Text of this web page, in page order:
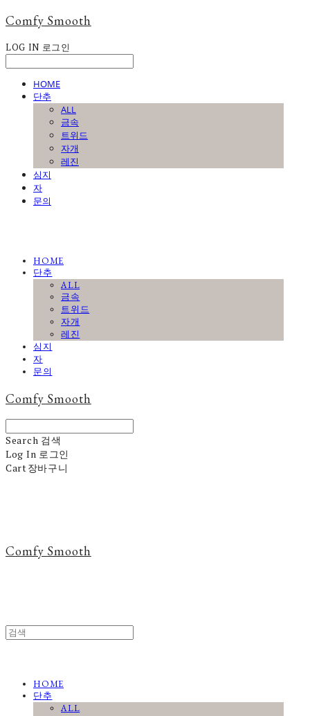
Comfy Smooth
LOG IN 로그인
HOME
단추
ALL
금속
트위드
자개
레진
심지
자
문의
HOME
단추
ALL
금속
트위드
자개
레진
심지
자
문의
Comfy Smooth
Search 검색
Log In 로그인
Cart장바구니
Comfy Smooth
HOME
단추
ALL